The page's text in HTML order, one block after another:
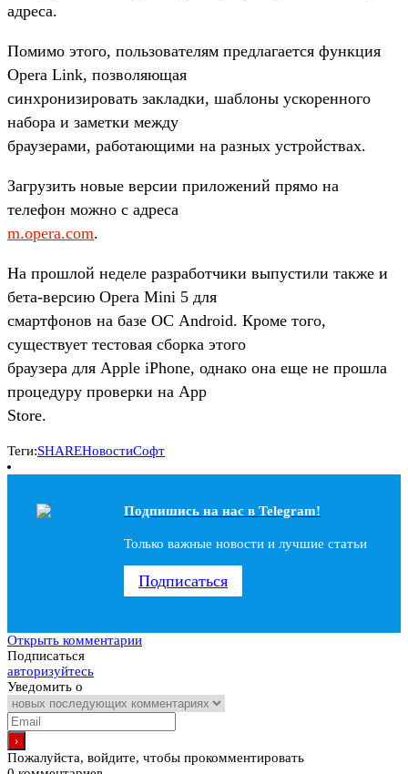
адреса.
Помимо этого, пользователям предлагается функция
Opera Link, позволяющая
синхронизировать закладки, шаблоны ускоренного
набора и заметки между
браузерами, работающими на разных устройствах.
Загрузить новые версии приложений прямо на
телефон можно с адреса
m.opera.com.
На прошлой неделе разработчики выпустили также и
бета-версию Opera Mini 5 для
смартфонов на базе ОС Android. Кроме того,
существует тестовая сборка этого
браузера для Apple iPhone, однако она еще не прошла
процедуру проверки на App
Store.
Теги:SHAREНовостиСофт
Подпишись на наc в Telegram!
Только важные новости и лучшие статьи
Подписаться
Открыть комментарии
Подписаться
авторизуйтесь
Уведомить о
Пожалуйста, войдите, чтобы прокомментировать